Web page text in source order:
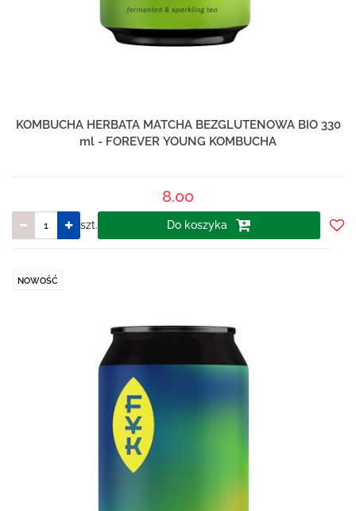
KOMBUCHA HERBATA MATCHA BEZGLUTENOWA BIO 330
ml - FOREVER YOUNG KOMBUCHA
8.00
szt. Do koszyka
NOWOŚĆ